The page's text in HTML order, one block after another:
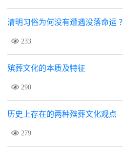
清明习俗为何没有遭遇没落命运 ？
233
殡葬文化的本质及特征
290
历史上存在的两种殡葬文化观点
279